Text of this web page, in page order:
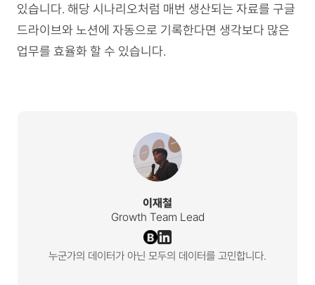
있습니다. 해당 시나리오처럼 매번 생산되는 자료를 구글
드라이브와 노션에 자동으로 기록한다면 생각보다 많은
업무를 효율화 할 수 있습니다.
이재철
Growth Team Lead
누군가의 데이터가 아닌 모두의 데이터를 고민합니다.